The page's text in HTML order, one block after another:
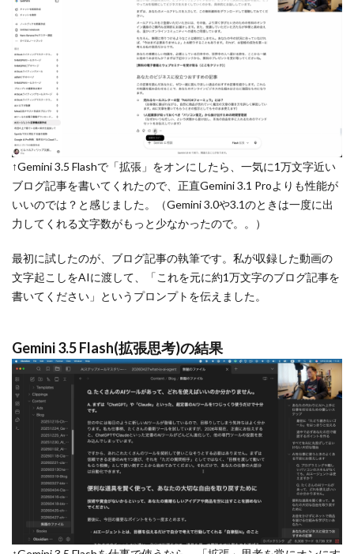
↑Gemini 3.5 Flashで「拡張」をオンにしたら、一気に1万文字近い
ブログ記事を書いてくれたので、正直Gemini 3.1 Proよりも性能が
いいのでは？と感じました。（Gemini 3.0や3.1のときは一度に出
力してくれる文字数がもっと少なかったので。。）
最初に試したのが、ブログ記事の執筆です。私が収録した動画の
文字起こしをAIに渡して、「これを元に約1万文字のブログ記事を
書いてください」というプロンプトを伝えました。
Gemini 3.5 Flash(拡張思考)の結果